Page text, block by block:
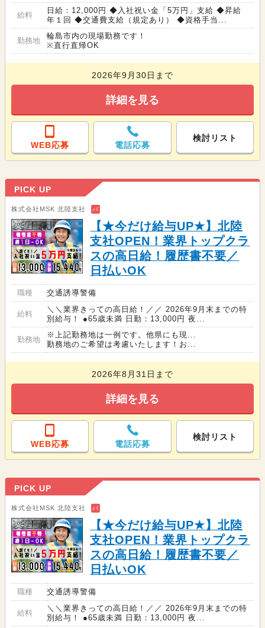
給料
日給：12,000円 ◆入社祝い金「5万円」支給 ◆昇給
年１回 ◆交通費支給（規定あり） ◆資格手当...
勤務地
輪島市内の現場勤務です！
※直行直帰OK
2026年9月30日まで
詳細を見る
WEB応募 電話応募
検討リスト
PICK UP
株式会社MSK 北陸支社 バ
【★今だけ給与UP★】北陸
支社OPEN！業界トップクラ
スの高日給！履歴書不要／
日払いOK
職種 交通誘導警備
給料
＼＼業界きっての高日給！／／ 2026年9月末までの特
別給与！ ●65歳未満 日勤：13,000円 夜...
勤務地
※上記勤務地は一例です。他県にも現...
勤務地のご希望は考慮いたします！お...
2026年8月31日まで
詳細を見る
WEB応募 電話応募
検討リスト
PICK UP
株式会社MSK 北陸支社 バ
【★今だけ給与UP★】北陸
支社OPEN！業界トップクラ
スの高日給！履歴書不要／
日払いOK
職種 交通誘導警備
給料
＼＼業界きっての高日給！／／ 2026年9月末までの特
別給与！ ●65歳未満 日勤：13,000円 夜...